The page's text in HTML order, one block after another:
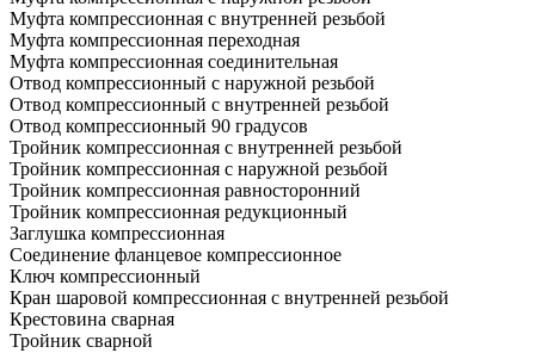
Муфта компрессионная с внутренней резьбой
Муфта компрессионная переходная
Муфта компрессионная соединительная
Отвод компрессионный с наружной резьбой
Отвод компрессионный с внутренней резьбой
Отвод компрессионный 90 градусов
Тройник компрессионная с внутренней резьбой
Тройник компрессионная с наружной резьбой
Тройник компрессионная равносторонний
Тройник компрессионная редукционный
Заглушка компрессионная
Соединение фланцевое компрессионное
Ключ компрессионный
Кран шаровой компрессионная с внутренней резьбой
Крестовина сварная
Тройник сварной